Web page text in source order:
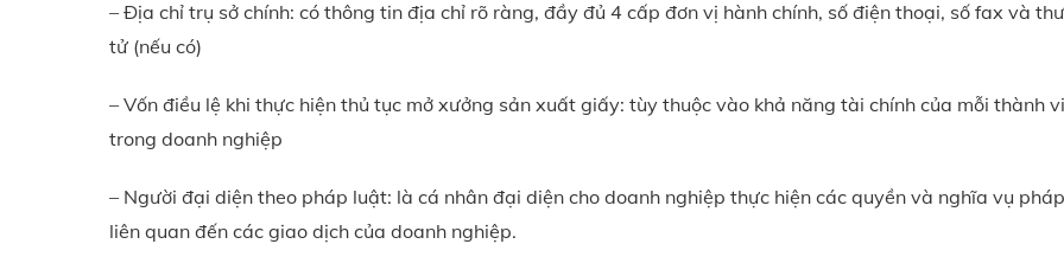
– Địa chỉ trụ sở chính: có thông tin địa chỉ rõ ràng, đầy đủ 4 cấp đơn vị hành chính, số điện thoại, số fax và
tử (nếu có)
– Vốn điều lệ khi thực hiện thủ tục mở xưởng sản xuất giấy: tùy thuộc vào khả năng tài chính của mỗi thành
trong doanh nghiệp
– Người đại diện theo pháp luật: là cá nhân đại diện cho doanh nghiệp thực hiện các quyền và nghĩa vụ
liên quan đến các giao dịch của doanh nghiệp.